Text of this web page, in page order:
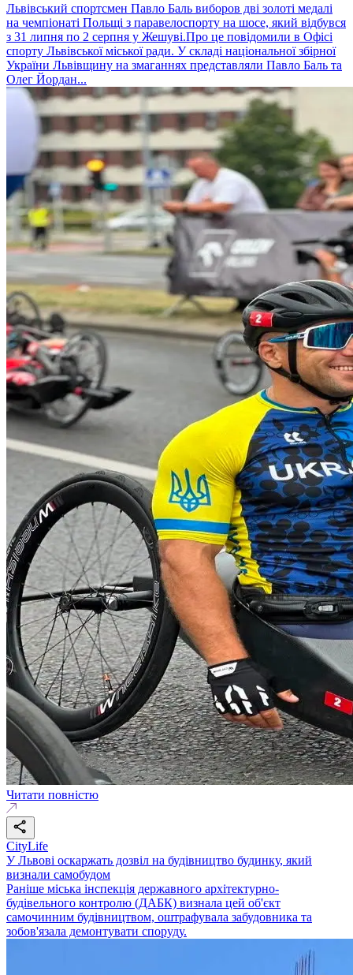
Львівський спортсмен Павло Баль виборов дві золоті медалі
на чемпіонаті Польщі з паравелоспорту на шосе, який відбувся
з 31 липня по 2 серпня у Жешуві.Про це повідомили в Офісі
спорту Львівської міської ради. У складі національної збірної
України Львівщину на змаганнях представляли Павло Баль та
Олег Йордан...
Читати повністю
CityLife
У Львові оскаржать дозвіл на будівництво будинку, який
визнали самобудом
Раніше міська інспекція державного архітектурно-
будівельного контролю (ДАБК) визнала цей об'єкт
самочинним будівництвом, оштрафувала забудовника та
зобов'язала демонтувати споруду.